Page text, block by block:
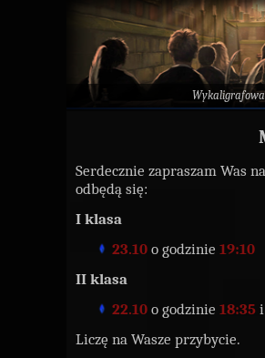
Serdecznie zapraszam Was
odbędą się:
I klasa
23.10 o godzinie 19:10
II klasa
22.10 o godzinie 18:35
Liczę na Wasze przybycie.